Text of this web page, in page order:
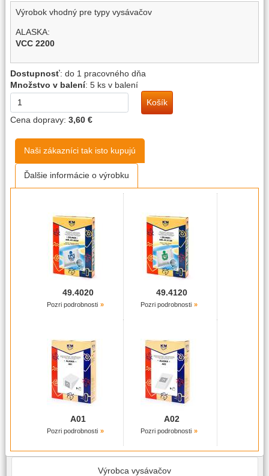
Výrobok vhodný pre typy vysávačov
ALASKA:
VCC 2200
Dostupnosť: do 1 pracovného dňa
Množstvo v balení: 5 ks v balení
Košík
Cena dopravy: 3,60 €
Naši zákazníci tak isto kupujú
Ďalšie informácie o výrobku
49.4020
Pozri podrobnosti
49.4120
Pozri podrobnosti
A01
Pozri podrobnosti
A02
Pozri podrobnosti
Výrobca vysávačov